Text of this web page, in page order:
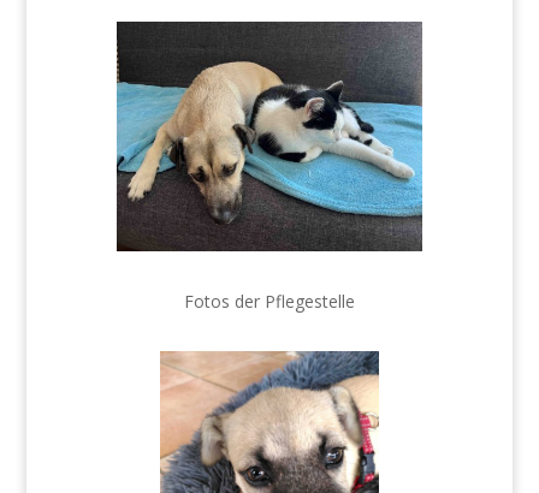
Fotos der Pflegestelle